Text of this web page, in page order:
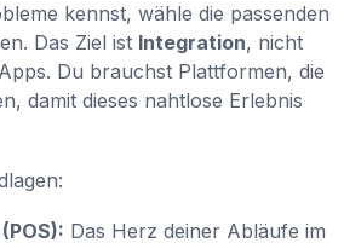
kennst, wähle die passenden
Das Ziel ist Integration, nicht
Du brauchst Plattformen, die
damit dieses nahtlose Erlebnis
Das Herz deiner Abläufe im